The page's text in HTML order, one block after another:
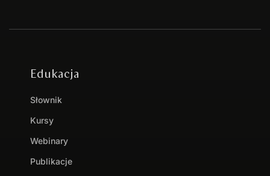
Edukacja
Słownik
Kursy
Webinary
Publikacje